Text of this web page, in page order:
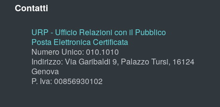
Contatti
URP - Ufficio Relazioni con il Pubblico
Posta Elettronica Certificata
Numero Unico: 010.1010
Indirizzo: Via Garibaldi 9, Palazzo Tursi, 16124
Genova
P. Iva: 00856930102